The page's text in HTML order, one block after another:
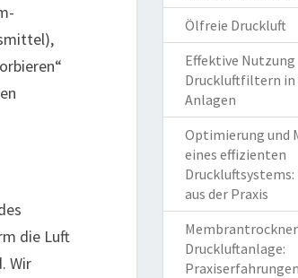
die Luft
Wir
Ölfreie Druckluft
Effektive Nutzung
Druckluftfiltern in
Anlagen
Optimierung und
eines effizienten
aus der Praxis
Druckluftanlage: